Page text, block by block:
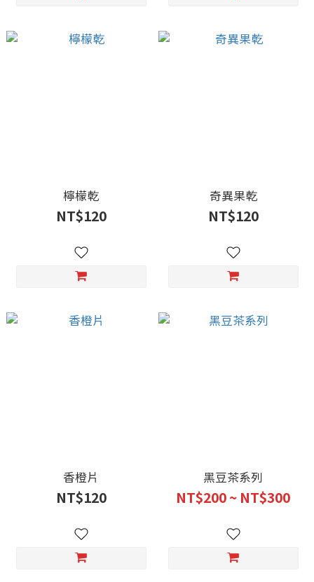
檸檬乾
NT$120
奇異果乾
NT$120
香橙片
NT$120
黑豆茶系列
NT$200 ~ NT$300